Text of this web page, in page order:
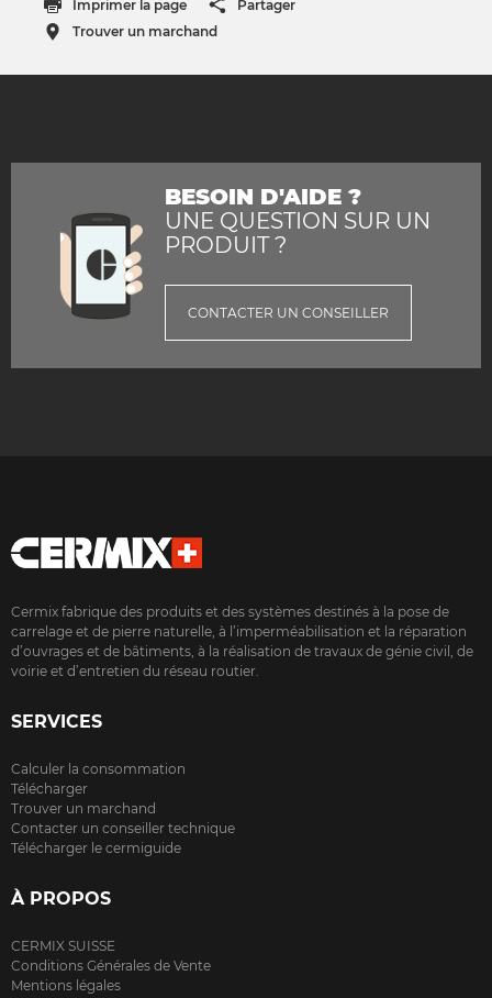
Imprimer la page
Partager
Trouver un marchand
BESOIN D'AIDE ?
UNE QUESTION SUR UN
PRODUIT ?
CONTACTER UN CONSEILLER
Cermix fabrique des produits et des systèmes destinés à la pose de
carrelage et de pierre naturelle, à l’imperméabilisation et la réparation
d’ouvrages et de bâtiments, à la réalisation de travaux de génie civil, de
voirie et d’entretien du réseau routier.
SERVICES
Calculer la consommation
Télécharger
Trouver un marchand
Contacter un conseiller technique
Télécharger le cermiguide
À PROPOS
CERMIX SUISSE
Conditions Générales de Vente
Mentions légales